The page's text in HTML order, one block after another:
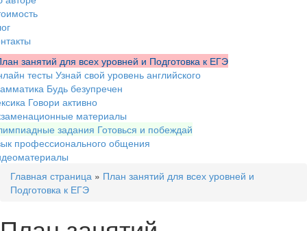
занятий для всех уровней и Подготовка к ЕГЭ
тесты Узнай свой уровень английского
Будь безупречен
Говори активно
материалы
задания Готовься и побеждай
профессионального общения
Главная страница » План занятий для всех уровней и
Подготовка к ЕГЭ